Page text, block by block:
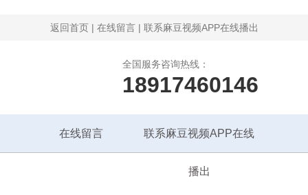
返回首页 | 在线留言 | 联系麻豆视频APP在线播出
全国服务咨询热线：
18917460146
在线留言 联系麻豆视频APP在线
播出